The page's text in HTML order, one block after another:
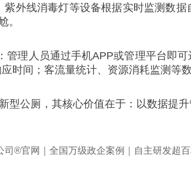
外线消毒灯等设备根据实时监测数
。
管理人员通过手机APP或管理平台即
时间；客流量统计、资源消耗监测等
型公厕，其核心价值在于：以数据提